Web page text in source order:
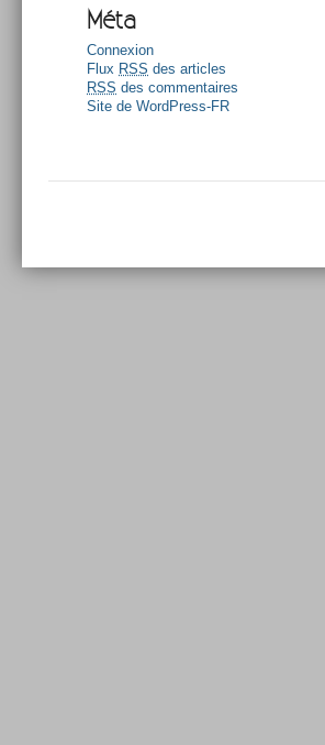
Méta
Connexion
Flux RSS des articles
RSS des commentaires
Site de WordPress-FR